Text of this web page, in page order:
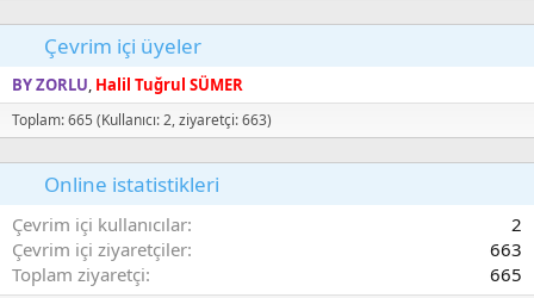
Çevrim içi üyeler
BY ZORLU Halil Tuğrul SÜMER
Toplam: 665 (Kullanıcı: 2, ziyaretçi: 663)
Online istatistikleri
Çevrim içi kullanıcılar
2
Çevrim içi ziyaretçiler
663
Toplam ziyaretçi
665